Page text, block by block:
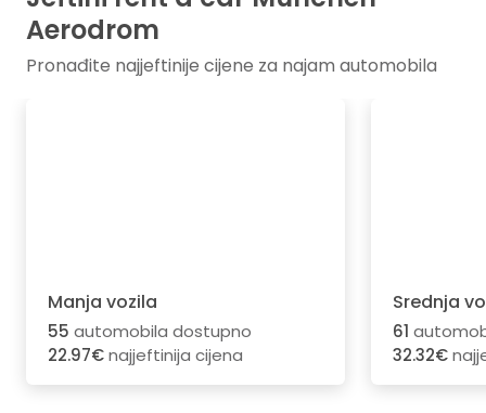
Aerodrom
Pronađite najjeftinije cijene za najam automobila
Manja vozila
55 automobila dostupno
22.97€najjeftinija cijena
Srednja
61
32.32€